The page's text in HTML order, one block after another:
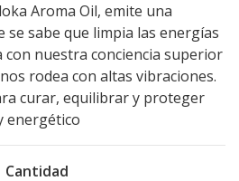
Aroma Oil, emite una
se sabe que limpia las energías
con nuestra conciencia superior
rodea con altas vibraciones.
curar, equilibrar y proteger
energético
Cantidad